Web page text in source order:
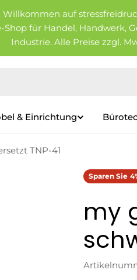
Willkommen auf
Shop für Handel, Handwerk,
Industrie. Alle Preise zzgl.
& Einrichtung
TNP-41
Sparen Sie
my